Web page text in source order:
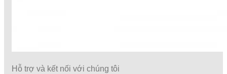
Hỗ trợ và kết nối với chúng tôi